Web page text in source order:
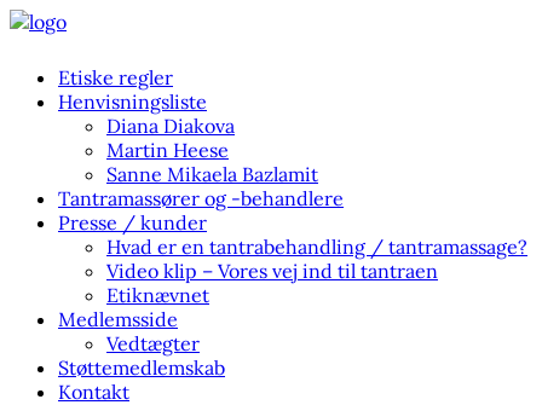
Etiske regler
Henvisningsliste
Diana Diakova
Martin Heese
Sanne Mikaela Bazlamit
Tantramassører og -behandlere
Presse / kunder
Hvad er en tantrabehandling / tantramassage?
Video klip – Vores vej ind til tantraen
Etiknævnet
Medlemsside
Vedtægter
Støttemedlemskab
Kontakt